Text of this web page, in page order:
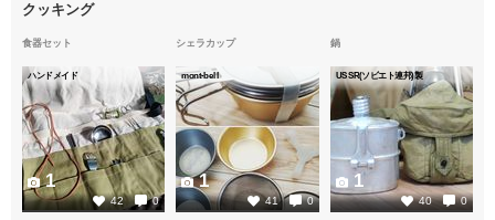
クッキング
食器セット
ハンドメイド
42 0
1
シェラカップ
mont-bell
41 0
1
鍋
USSR(ソビエト連邦)製
40 0
1